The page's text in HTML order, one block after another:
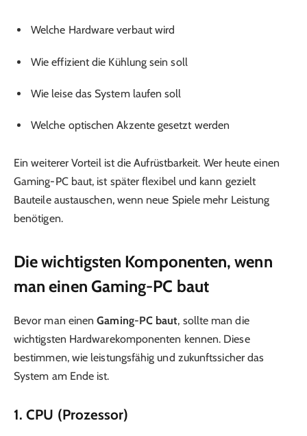
Welche Hardware verbaut wird
Wie effizient die Kühlung sein soll
Wie leise das System laufen soll
Welche optischen Akzente gesetzt werden
Ein weiterer Vorteil ist die Aufrüstbarkeit. Wer heute einen
Gaming-PC baut, ist später flexibel und kann gezielt
Bauteile austauschen, wenn neue Spiele mehr Leistung
benötigen.
Die wichtigsten Komponenten, wenn
man einen Gaming-PC baut
Bevor man einenGaming-PC baut, sollte man die
wichtigsten Hardwarekomponenten kennen. Diese
bestimmen, wie leistungsfähig und zukunftssicher das
System am Ende ist.
1. CPU (Prozessor)